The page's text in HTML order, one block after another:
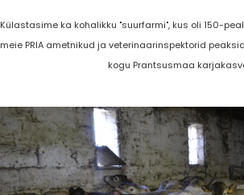
Külastasime ka kohalikku "suurfarmi", kus oli 150-
meie PRIA ametnikud ja veterinaarinspektorid
kogu Prantsusmaa